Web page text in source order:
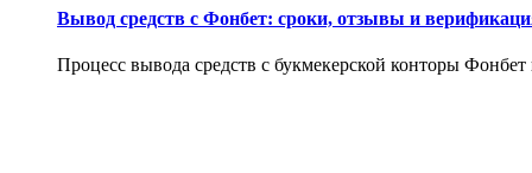
Вывод средств с Фонбет: сроки, отзывы и
Процесс вывода средств с букмекерской конторы Фонбет